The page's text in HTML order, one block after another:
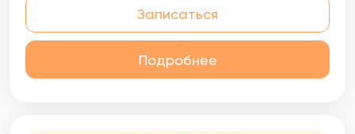
Записаться
Подробнее